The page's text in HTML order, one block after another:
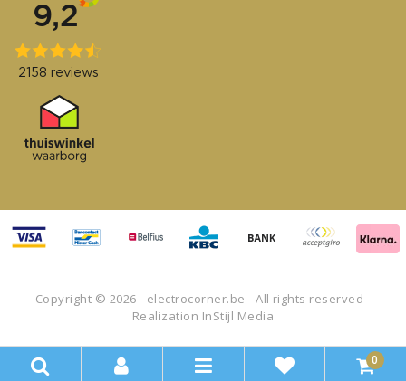
Copyright © 2026 - electrocorner.be - All rights reserved -
Realization InStijl Media
0